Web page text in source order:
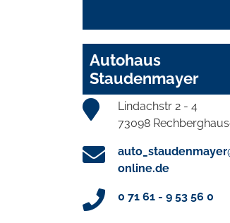
Autohaus
Staudenmayer
Lindachstr 2 - 4
73098
online.de
0 71 61 - 9 53 56 0